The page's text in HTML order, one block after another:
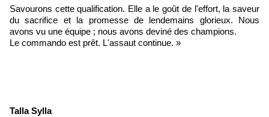
Savourons cette qualification. Elle a le goût de l'effort, la saveur
du sacrifice et la promesse de lendemains glorieux. Nous
avons vu une équipe ; nous avons deviné des champions.
Le commando est prêt. L'assaut continue. »
Talla Sylla